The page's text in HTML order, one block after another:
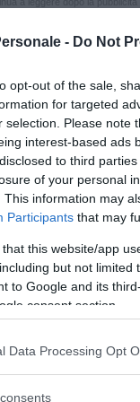
- Do Not
opt-out of the sale,
for targeted
selection. Please note
interest-based ads
to third
of your personal
This information may
Participants that may
that this website/app
but not limited
to Google and its
consent section.
Data Processing Opt
di
e formazione
e i corsi di
medie superiori e
di studio,
d’Italia, e le
Padova, Parma e
studenti
mediatico del
Golfera ha
studenti e